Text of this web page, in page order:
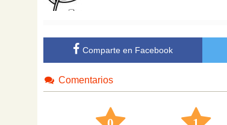
Comparte en Facebook
Comentarios